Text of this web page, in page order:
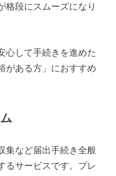
格段にスムーズになり
心して手続きを進めた
がある方」におすすめ
集など届出手続き全般
るサービスです。プレ